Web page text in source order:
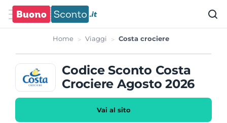
Home Viaggi Costa crociere
Codice Sconto Costa
Crociere Agosto 2026
Vai al sito